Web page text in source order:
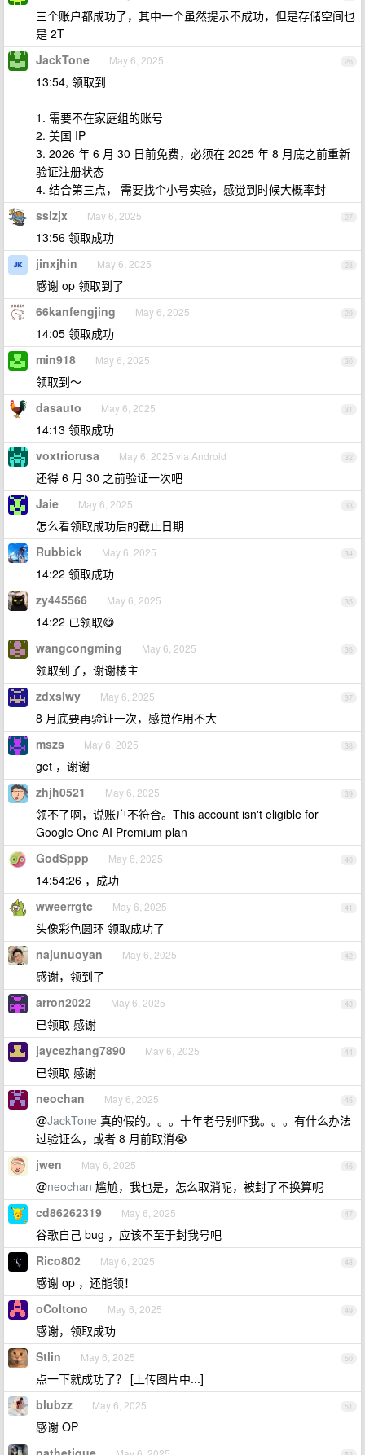
三个账户都成功了，其中一个虽然提示不成功，但是存储空间也
是 2T
26
JackTone May 6, 2025
13:54, 领取到
1. 需要不在家庭组的账号
2. 美国 IP
3. 2026 年 6 月 30 日前免费，必须在 2025 年 8 月底之前重新
验证注册状态
4. 结合第三点， 需要找个小号实验，感觉到时候大概率封
27
sslzjx May 6, 2025
13:56 领取成功
28
jinxjhin May 6, 2025
感谢 op 领取到了
29
66kanfengjing May 6, 2025
14:05 领取成功
30
min918 May 6, 2025
领取到～
31
dasauto May 6, 2025
14:13 领取成功
32
voxtriorusa May 6, 2025 via Android
还得 6 月 30 之前验证一次吧
33
Jaie May 6, 2025
怎么看领取成功后的截止日期
34
Rubbick May 6, 2025
14:22 领取成功
35
zy445566 May 6, 2025
14:22 已领取😋
36
wangcongming May 6, 2025
领取到了，谢谢楼主
37
zdxslwy May 6, 2025
8 月底要再验证一次，感觉作用不大
38
mszs May 6, 2025
get ，谢谢
39
zhjh0521 May 6, 2025
领不了啊，说账户不符合。This account isn't eligible for
Google One AI Premium plan
40
GodSppp May 6, 2025
14:54:26 ，成功
41
wweerrgtc May 6, 2025
头像彩色圆环 领取成功了
42
najunuoyan May 6, 2025
感谢，领到了
43
arron2022 May 6, 2025
已领取 感谢
44
jaycezhang7890 May 6, 2025
已领取 感谢
45
neochan May 6, 2025
@JackTone 真的假的。。。十年老号别吓我。。。有什么办法
过验证么，或者 8 月前取消😭
46
jwen May 6, 2025
@neochan 尴尬，我也是，怎么取消呢，被封了不换算呢
47
cd86262319 May 6, 2025
谷歌自己 bug ，应该不至于封我号吧
48
Rico802 May 6, 2025
感谢 op ，还能领！
49
oColtono May 6, 2025
感谢，领取成功
50
Stlin May 6, 2025
点一下就成功了？ [上传图片中...]
51
blubzz May 6, 2025
感谢 OP